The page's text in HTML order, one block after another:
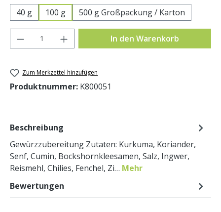
40 g
100 g 500 g Großpackung / Karton
Produkt Anzahl: Gib den gewünschten
In den Warenkorb
Zum Merkzettel hinzufügen
Produktnummer: K800051
Beschreibung
Gewürzzubereitung Zutaten: Kurkuma, Koriander,
Senf, Cumin, Bockshornkleesamen, Salz, Ingwer,
Reismehl, Chilies, Fenchel, Zi… Mehr
Bewertungen